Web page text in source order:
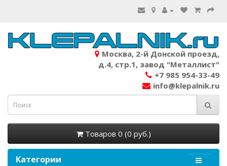
Москва, 2-й Донской проезд,
д.4, стр.1, завод "Металлист"
+7 985 954-33-49
info@klepalnik.ru
Товаров 0 (0 руб.)
Категории